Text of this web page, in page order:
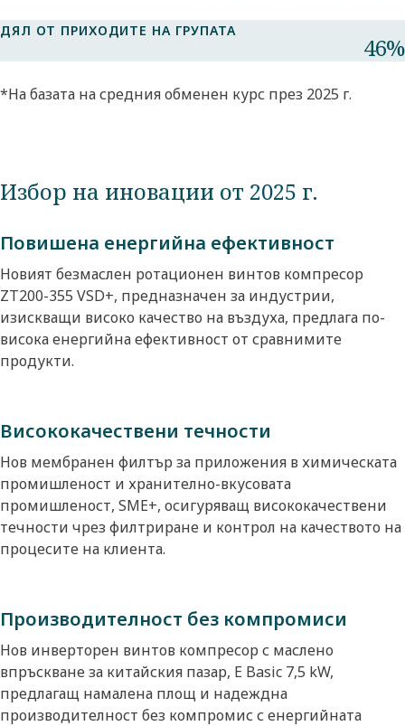
ДЯЛ ОТ ПРИХОДИТЕ НА ГРУПАТА​
46%​
*На базата на средния обменен курс през 2025 г.​
Избор на иновации от 2025 г.
Повишена енергийна ефективност
Новият безмаслен ротационен винтов компресор
ZT200-355 VSD+, предназначен за индустрии,
изискващи високо качество на въздуха, предлага по-
висока енергийна ефективност от сравнимите
продукти.
Висококачествени течности
Нов мембранен филтър за приложения в химическата
промишленост и хранително-вкусовата
промишленост, SME+, осигуряващ висококачествени
течности чрез филтриране и контрол на качеството на
процесите на клиента.
Производителност без компромиси
Нов инверторен винтов компресор с маслено
впръскване за китайския пазар, E Basic 7,5 kW,
предлагащ намалена площ и надеждна
производителност без компромис с енергийната